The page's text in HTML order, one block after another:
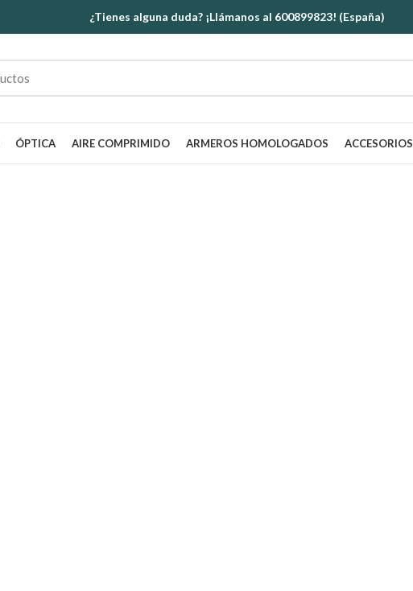
¿Tienes alguna duda? ¡Llámanos al 600899823! (España)
ÓPTICA AIRE COMPRIMIDO ARMEROS HOMOLOGADOS ACCESORIOS